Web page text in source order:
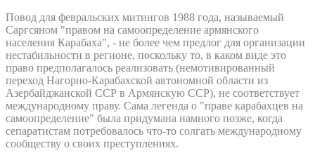
Повод для февральских митингов 1988 года, называемый
Саргсяном "правом на самоопределение армянского
населения Карабаха", - не более чем предлог для организации
нестабильности в регионе, поскольку то, в каком виде это
право предполагалось реализовать (немотивированный
переход Нагорно-Карабахской автономной области из
Азербайджанской ССР в Армянскую ССР), не соответствует
международному праву. Сама легенда о "праве карабахцев на
самоопределение" была придумана намного позже, когда
сепаратистам потребовалось что-то солгать международному
сообществу о своих преступлениях.